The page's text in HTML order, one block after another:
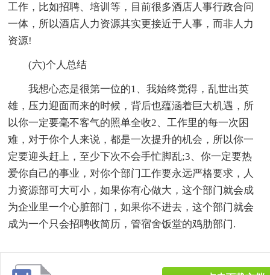
工作，比如招聘、培训等，目前很多酒店人事行政合问
一体，所以酒店人力资源其实更接近于人事，而非人力
资源!
(六)个人总结
我想心态是很第一位的1、我始终觉得，乱世出英
雄，压力迎面而来的时候，背后也蕴涵着巨大机遇，所
以你一定要毫不客气的照单全收2、工作里的每一次困
难，对于你个人来说，都是一次提升的机会，所以你一
定要迎头赶上，至少下次不会手忙脚乱;3、你一定要热
爱你自己的事业，对你个部门工作要永远严格要求，人
力资源部可大可小，如果你有心做大，这个部门就会成
为企业里一个心脏部门，如果你不进去，这个部门就会
成为一个只会招聘收简历，管宿舍饭堂的鸡肋部门.